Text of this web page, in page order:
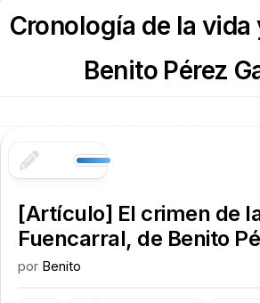
toCronología de la vida
Benito Pérez
[Artículo] El crimen de
Fuencarral, de Benito
por Benito